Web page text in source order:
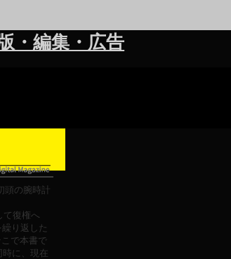
・編集・広告
の腕時計
て復権へ
り返した
で本書で
に、現在